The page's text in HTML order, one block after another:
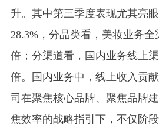
升。其中第三季度表现尤其亮
28.3%，分品类看，美妆业务
倍；分渠道看，国内业务线上
倍。国内业务中，线上收入贡
司在聚焦核心品牌、聚焦品牌
焦效率的战略指引下，不仅阶